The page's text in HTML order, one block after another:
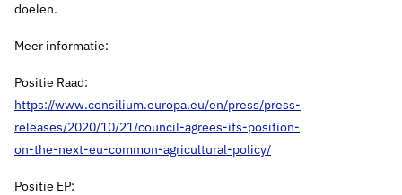
doelen.
Meer informatie:
Positie Raad:
https://www.consilium.europa.eu/en/press/press-
releases/2020/10/21/council-agrees-its-position-
on-the-next-eu-common-agricultural-policy/
Positie EP: